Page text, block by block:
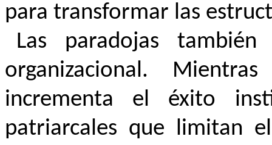
para transformar las
Las paradojas
organizacional.
incrementa el éxito
patriarcales que limitan